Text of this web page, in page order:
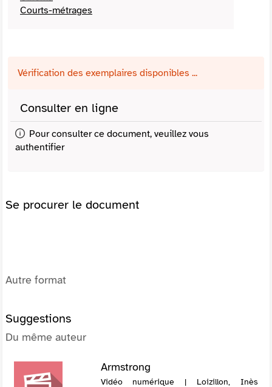
Courts-métrages
Vérification des exemplaires disponibles ...
Consulter en ligne
Pour consulter ce document, veuillez vous
authentifier
Se procurer le document
Autre format
Suggestions
Du même auteur
Armstrong
Vidéo numérique | Loizillon, Inès